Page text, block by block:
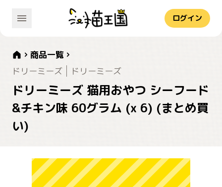
ログイン
商品一覧
ドリーミーズ
ドリーミーズ
ドリーミーズ 猫用おやつ シーフード
&チキン味 60グラム (x 6) (まとめ買
い)